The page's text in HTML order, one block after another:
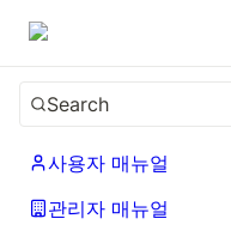
Search
사용자 매뉴얼
관리자 매뉴얼